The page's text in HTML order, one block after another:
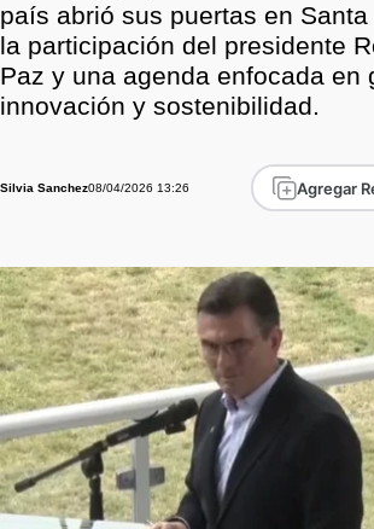
país abrió sus puertas en Santa
la participación del presidente
Paz y una agenda enfocada en
innovación y sostenibilidad.
Silvia Sanchez08/04/2026 13:26 Agregar